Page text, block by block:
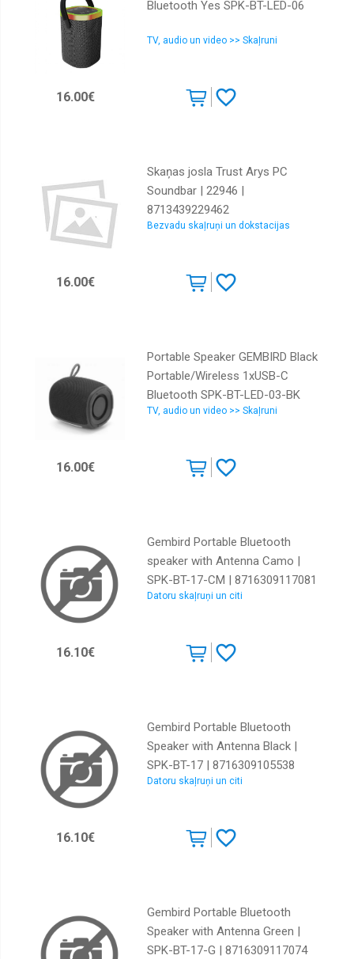
Bluetooth Yes SPK-BT-LED-06
TV, audio un video >> Skaļruni
16.00€
Skaņas josla Trust Arys PC
Soundbar | 22946 |
8713439229462
Bezvadu skaļruņi un dokstacijas
16.00€
Portable Speaker GEMBIRD Black
Portable/Wireless 1xUSB-C
Bluetooth SPK-BT-LED-03-BK
TV, audio un video >> Skaļruni
16.00€
Gembird Portable Bluetooth
speaker with Antenna Camo |
SPK-BT-17-CM | 8716309117081
Datoru skaļruņi un citi
16.10€
Gembird Portable Bluetooth
Speaker with Antenna Black |
SPK-BT-17 | 8716309105538
Datoru skaļruņi un citi
16.10€
Gembird Portable Bluetooth
Speaker with Antenna Green |
SPK-BT-17-G | 8716309117074